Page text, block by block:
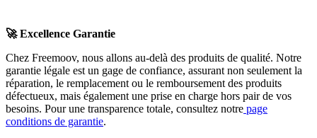
🚀Excellence Garantie
Chez Freemoov, nous allons au-delà des produits de qualité. Notre
garantie légale est un gage de confiance, assurant non seulement la
réparation, le remplacement ou le remboursement des produits
défectueux, mais également une prise en charge hors pair de vos
besoins. Pour une transparence totale, consultez notre page
conditions de garantie.